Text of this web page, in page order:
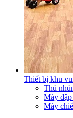
Thiết bị khu
Thú
Máy
Máy